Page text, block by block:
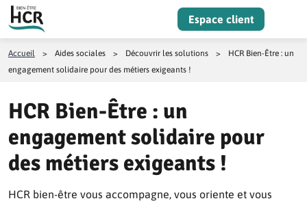
Aller au contenu
Espace client
Accueil > Aides sociales > Découvrir les solutions >
HCR Bien-Être : un
engagement solidaire pour des métiers exigeants !
HCR Bien-Être : un
engagement solidaire pour
des métiers exigeants !
HCR bien-être vous accompagne, vous oriente et vous